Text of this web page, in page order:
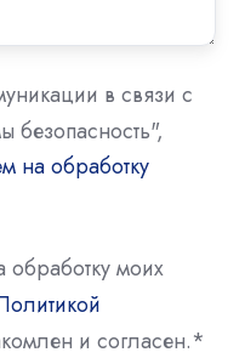
в связи с
безопасность",
на обработку
моих
и согласен.*